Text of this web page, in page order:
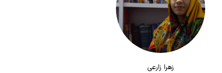
زهرا زارعی